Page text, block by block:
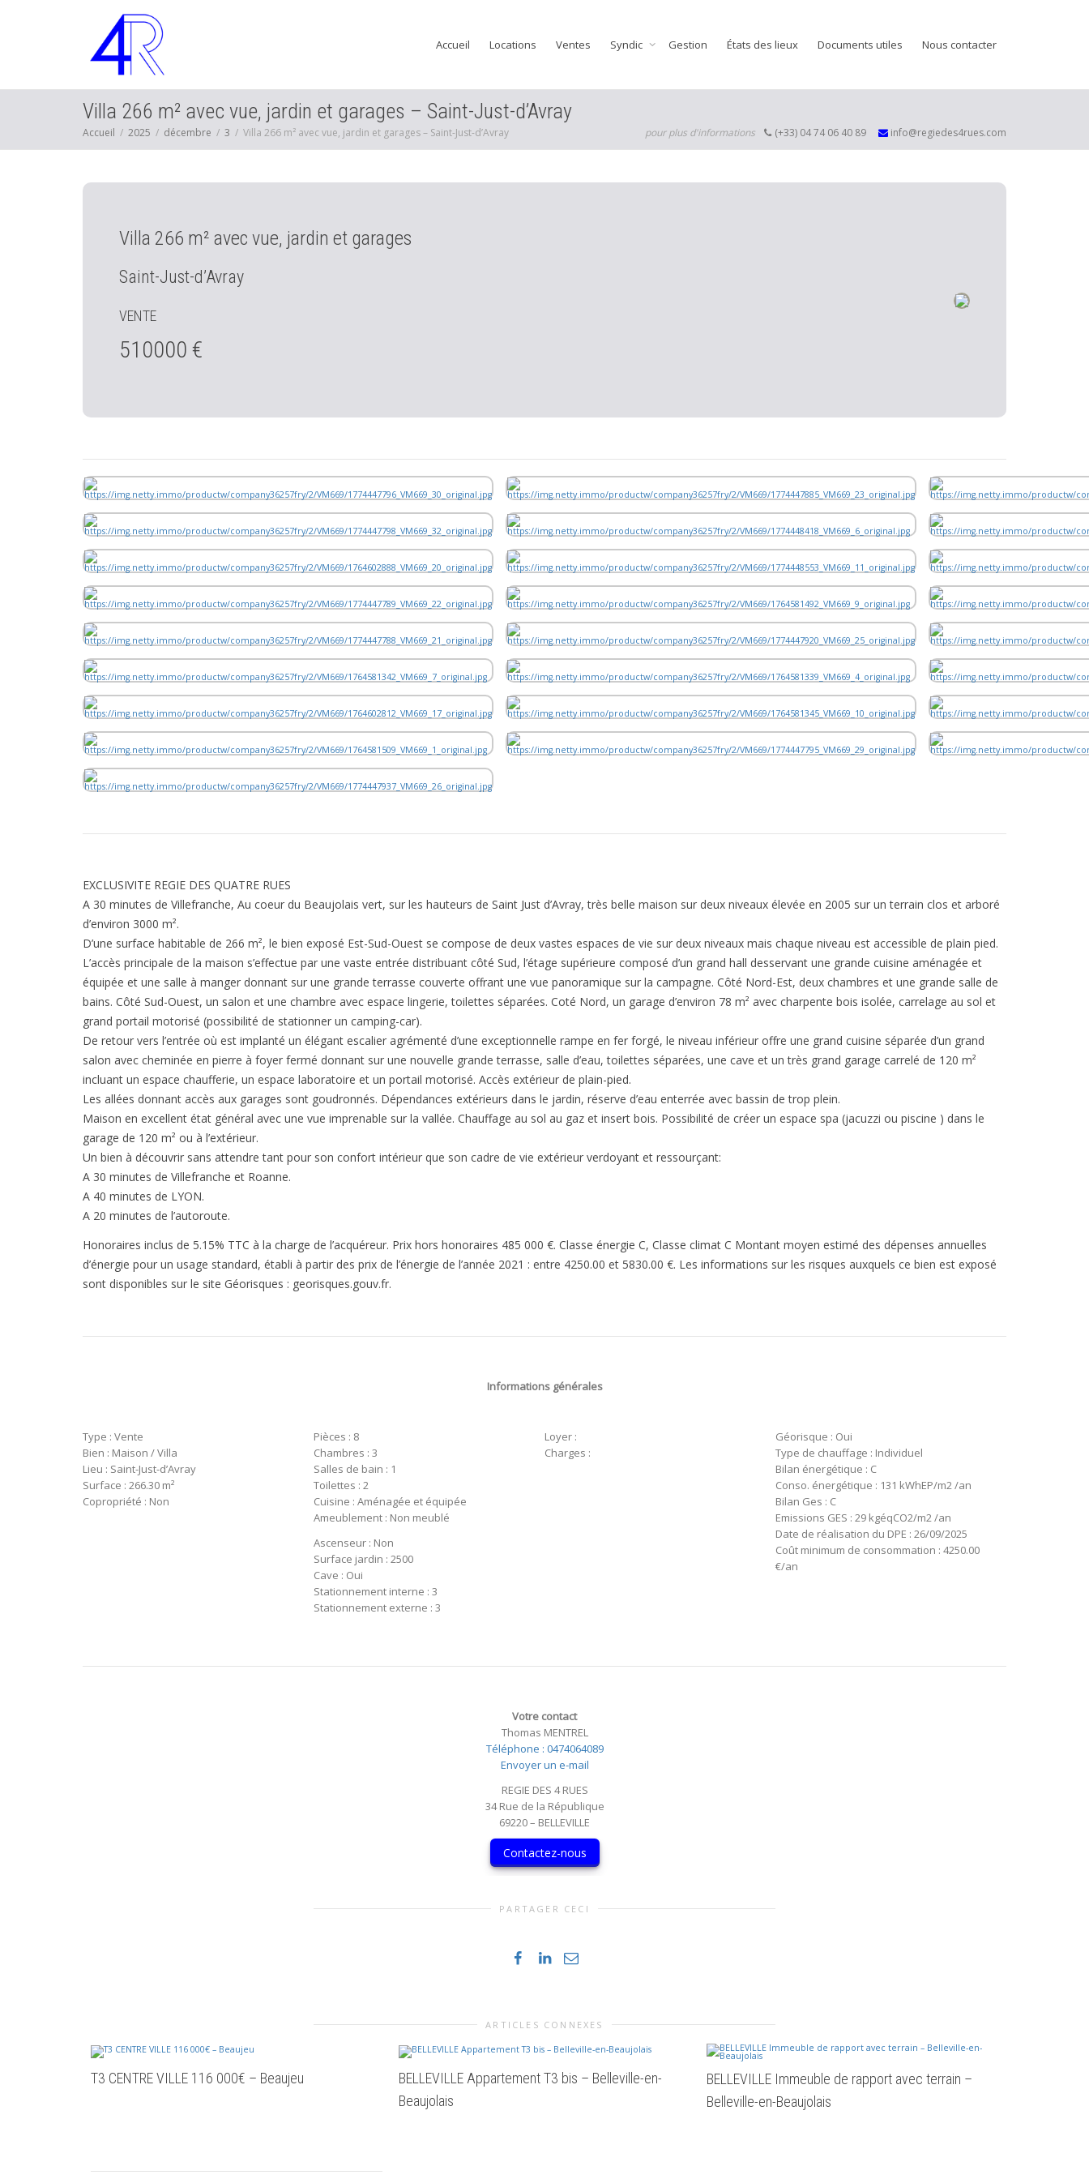
Accueil Locations Ventes Syndic Gestion États des lieux Documents utiles Nous contacter
Villa 266 m² avec vue, jardin et garages – Saint-Just-d’Avray
Accueil 2025 décembre 3 Villa 266 m² avec vue, jardin et garages – Saint-Just-d’Avray pour plus d'informations (+33) 04 74 06 40 89 info@regiedes4rues.com
Villa 266 m² avec vue, jardin et garages
Saint-Just-d’Avray
VENTE
510000 €
EXCLUSIVITE REGIE DES QUATRE RUES
A 30 minutes de Villefranche, Au coeur du Beaujolais vert, sur les hauteurs de Saint Just d’Avray, très belle maison sur deux niveaux élevée en 2005 sur un terrain clos et arboré
d’environ 3000 m².
D’une surface habitable de 266 m², le bien exposé Est-Sud-Ouest se compose de deux vastes espaces de vie sur deux niveaux mais chaque niveau est accessible de plain pied.
L’accès principale de la maison s’effectue par une vaste entrée distribuant côté Sud, l’étage supérieure composé d’un grand hall desservant une grande cuisine aménagée et
équipée et une salle à manger donnant sur une grande terrasse couverte offrant une vue panoramique sur la campagne. Côté Nord-Est, deux chambres et une grande salle de
bains. Côté Sud-Ouest, un salon et une chambre avec espace lingerie, toilettes séparées. Coté Nord, un garage d’environ 78 m² avec charpente bois isolée, carrelage au sol et
grand portail motorisé (possibilité de stationner un camping-car).
De retour vers l’entrée où est implanté un élégant escalier agrémenté d’une exceptionnelle rampe en fer forgé, le niveau inférieur offre une grand cuisine séparée d’un grand
salon avec cheminée en pierre à foyer fermé donnant sur une nouvelle grande terrasse, salle d’eau, toilettes séparées, une cave et un très grand garage carrelé de 120 m²
incluant un espace chaufferie, un espace laboratoire et un portail motorisé. Accès extérieur de plain-pied.
Les allées donnant accès aux garages sont goudronnés. Dépendances extérieurs dans le jardin, réserve d’eau enterrée avec bassin de trop plein.
Maison en excellent état général avec une vue imprenable sur la vallée. Chauffage au sol au gaz et insert bois. Possibilité de créer un espace spa (jacuzzi ou piscine ) dans le
garage de 120 m² ou à l’extérieur.
Un bien à découvrir sans attendre tant pour son confort intérieur que son cadre de vie extérieur verdoyant et ressourçant:
A 30 minutes de Villefranche et Roanne.
A 40 minutes de LYON.
A 20 minutes de l’autoroute.
Honoraires inclus de 5.15% TTC à la charge de l’acquéreur. Prix hors honoraires 485 000 €. Classe énergie C, Classe climat C Montant moyen estimé des dépenses annuelles
d’énergie pour un usage standard, établi à partir des prix de l’énergie de l’année 2021 : entre 4250.00 et 5830.00 €. Les informations sur les risques auxquels ce bien est exposé
sont disponibles sur le site Géorisques : georisques.gouv.fr.
Informations générales
Type : Vente
Bien : Maison / Villa
Lieu : Saint-Just-d’Avray
Surface : 266.30 m²
Copropriété : Non
Pièces : 8
Chambres : 3
Salles de bain : 1
Toilettes : 2
Cuisine : Aménagée et équipée
Ameublement : Non meublé
Ascenseur : Non
Surface jardin : 2500
Cave : Oui
Stationnement interne : 3
Stationnement externe : 3
Loyer :
Charges :
Géorisque : Oui
Type de chauffage : Individuel
Bilan énergétique : C
Conso. énergétique : 131 kWhEP/m2 /an
Bilan Ges : C
Emissions GES : 29 kgéqCO2/m2 /an
Date de réalisation du DPE : 26/09/2025
Coût minimum de consommation : 4250.00
€/an
Votre contact
Thomas MENTREL
Téléphone : 0474064089
Envoyer un e-mail
REGIE DES 4 RUES
34 Rue de la République
69220 – BELLEVILLE
Contactez-nous
PARTAGER CECI
ARTICLES CONNEXES
T3 CENTRE VILLE 116 000€ – Beaujeu
BELLEVILLE Appartement T3 bis – Belleville-en-
Beaujolais
BELLEVILLE Immeuble de rapport avec terrain –
Belleville-en-Beaujolais